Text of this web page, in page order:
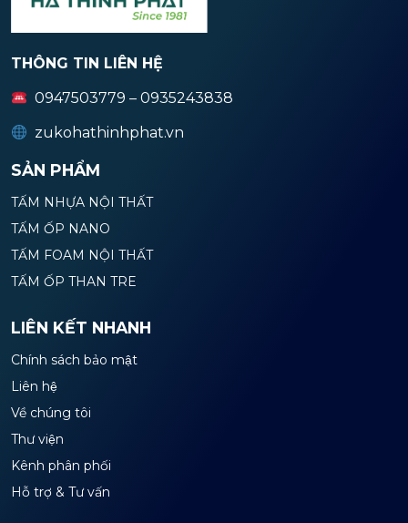
THÔNG TIN LIÊN HỆ
0947503779 – 0935243838
zukohathinhphat.vn
SẢN PHẨM
TẤM NHỰA NỘI THẤT
TẤM ỐP NANO
TẤM FOAM NỘI THẤT
TẤM ỐP THAN TRE
LIÊN KẾT NHANH
Chính sách bảo mật
Liên hệ
Về chúng tôi
Thư viện
Kênh phân phối
Hỗ trợ & Tư vấn